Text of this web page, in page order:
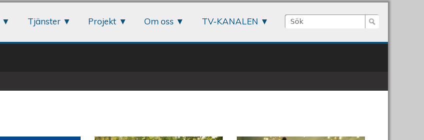
Sökformulär
Sök
Tjänster Projekt Om oss TV-KANALEN